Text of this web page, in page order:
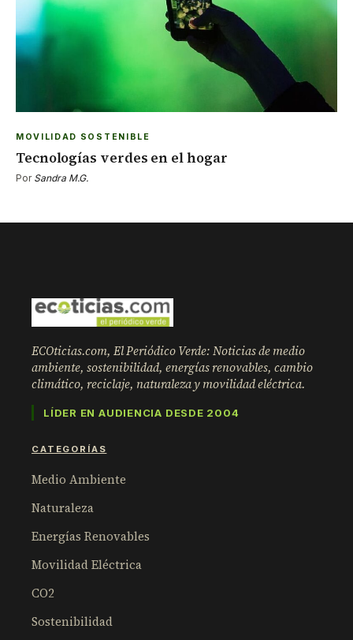
MOVILIDAD SOSTENIBLE
Tecnologías verdes en el hogar
Por Sandra M.G.
ECOticias.com, El Periódico Verde: Noticias de medio
ambiente, sostenibilidad, energías renovables, cambio
climático, reciclaje, naturaleza y movilidad eléctrica.
LÍDER EN AUDIENCIA DESDE 2004
CATEGORÍAS
Medio Ambiente
Naturaleza
Energías Renovables
Movilidad Eléctrica
CO2
Sostenibilidad